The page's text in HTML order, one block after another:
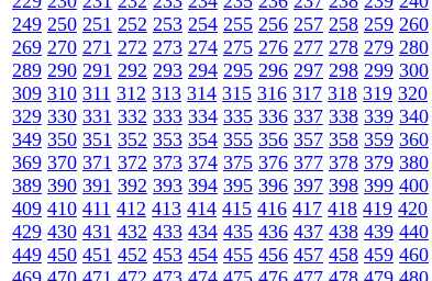
249 250 251 252 253 254 255 256 257 258 259 260
269 270 271 272 273 274 275 276 277 278 279 280
289 290 291 292 293 294 295 296 297 298 299 300
309 310 311 312 313 314 315 316 317 318 319 320
329 330 331 332 333 334 335 336 337 338 339 340
349 350 351 352 353 354 355 356 357 358 359 360
369 370 371 372 373 374 375 376 377 378 379 380
389 390 391 392 393 394 395 396 397 398 399 400
409 410 411 412 413 414 415 416 417 418 419 420
429 430 431 432 433 434 435 436 437 438 439 440
449 450 451 452 453 454 455 456 457 458 459 460